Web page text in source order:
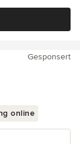
Gesponsert
online